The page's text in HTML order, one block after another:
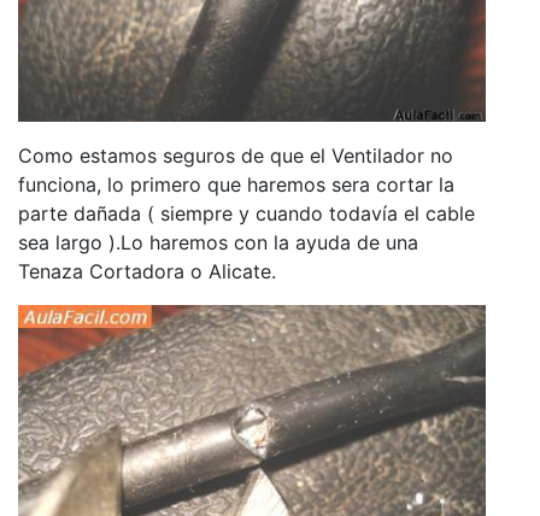
Como estamos seguros de que el Ventilador no
funciona, lo primero que haremos sera cortar la
parte dañada ( siempre y cuando todavía el cable
sea largo ).Lo haremos con la ayuda de una
Tenaza Cortadora o Alicate.